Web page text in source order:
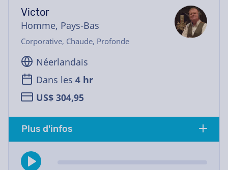
Victor
Homme, Pays-Bas
Corporative, Chaude, Profonde
Néerlandais
Dans les 4 hr
US$ 304,95
Plus d'infos